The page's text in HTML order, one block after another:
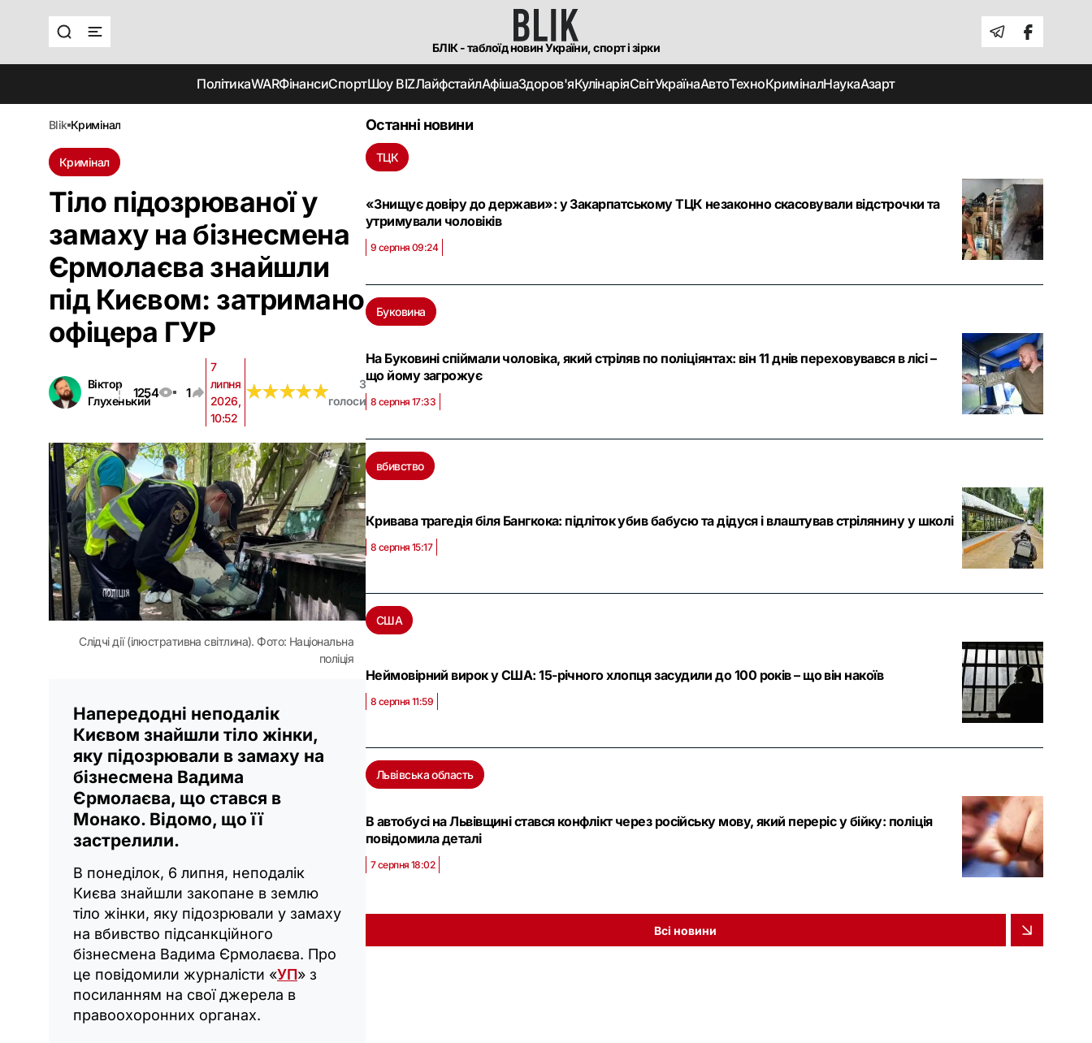
БЛІК - таблоїд новин України, спорт і зірки
ПолітикаWARФінансиСпортШоу BIZЛайфстайлАфішаЗдоров'яКулінаріяСвітУкраїнаАвтоТехноКриміналНаукаАзарт
blik кримінал
Кримінал
Тіло підозрюваної у
замаху на бізнесмена
Єрмолаєва знайшли
під Києвом: затримано
офіцера ГУР
Віктор
Глухенький
1254 1
7
липня
2026,
10:52
★★★★★
★★★★★
3
голоси
Слідчі дії (ілюстративна світлина). Фото: Національна
поліція
Напередодні неподалік
Києвом знайшли тіло жінки,
яку підозрювали в замаху на
бізнесмена Вадима
Єрмолаєва, що стався в
Монако. Відомо, що її
застрелили.
В понеділок, 6 липня, неподалік
Києва знайшли закопане в землю
тіло жінки, яку підозрювали у замаху
на вбивство підсанкційного
бізнесмена Вадима Єрмолаєва. Про
це повідомили журналісти «УП» з
посиланням на свої джерела в
правоохоронних органах.
Останні новини
ТЦК
«Знищує довіру до держави»: у Закарпатському ТЦК незаконно скасовували відстрочки та
утримували чоловіків
9 серпня 09:24
Буковина
На Буковині спіймали чоловіка, який стріляв по поліціянтах: він 11 днів переховувався в лісі –
що йому загрожує
8 серпня 17:33
вбивство
Кривава трагедія біля Бангкока: підліток убив бабусю та дідуся і влаштував стрілянину у школі
8 серпня 15:17
США
Неймовірний вирок у США: 15-річного хлопця засудили до 100 років – що він накоїв
8 серпня 11:59
Львівська область
В автобусі на Львівщині стався конфлікт через російську мову, який переріс у бійку: поліція
повідомила деталі
7 серпня 18:02
Всі новини